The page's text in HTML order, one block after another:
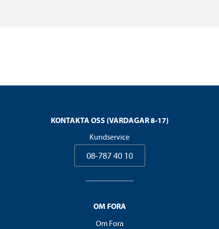
KONTAKTA OSS (VARDAGAR 8-17)
Kundservice
08-787 40 10
OM FORA
Om Fora